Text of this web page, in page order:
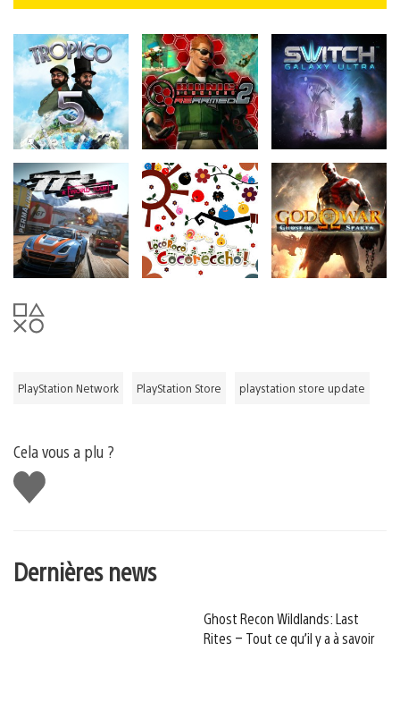
PlayStation Network PlayStation Store playstation store update
Cela vous a plu ?
J'aime
Dernières news
Ghost Recon Wildlands: Last
Rites – Tout ce qu’il y a à savoir